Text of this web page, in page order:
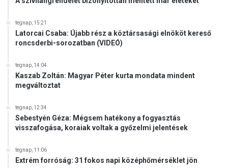
v
tegnap, 15:21
Latorcai Csaba: Újabb rész a köztársasági elnököt kereső
roncsderbi-sorozatban (VIDEÓ)
tegnap, 14:04
Kaszab Zoltán: Magyar Péter kurta mondata mindent
megváltoztat
tegnap, 12:34
Sebestyén Géza: Mégsem hatékony a fogyasztás
visszafogása, koraiak voltak a győzelmi jelentések
tegnap, 11:06
Extrém forróság: 31 fokos napi középhőmérséklet jön